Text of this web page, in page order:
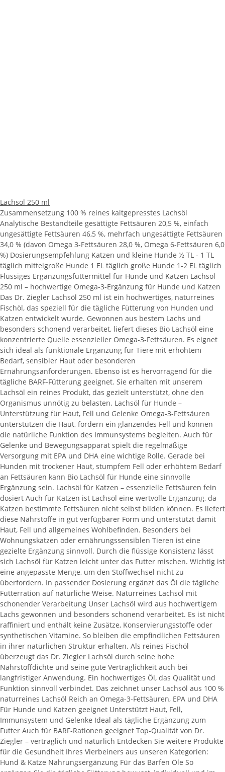
Lachsöl 250 ml
Zusammensetzung 100 % reines kaltgepresstes Lachsöl
Analytische Bestandteile gesättigte Fettsäuren 20,5 %, einfach
ungesättigte Fettsäuren 46,5 %, mehrfach ungesättigte Fettsäuren
34,0 % (davon Omega 3-Fettsäuren 28,0 %, Omega 6-Fettsäuren 6,0
%) Dosierungsempfehlung Katzen und kleine Hunde ½ TL - 1 TL
täglich mittelgroße Hunde 1 EL täglich große Hunde 1-2 EL täglich
Flüssiges Ergänzungsfuttermittel für Hunde und Katzen Lachsöl
250 ml – hochwertige Omega-3-Ergänzung für Hunde und Katzen
Das Dr. Ziegler Lachsöl 250 ml ist ein hochwertiges, naturreines
Fischöl, das speziell für die tägliche Fütterung von Hunden und
Katzen entwickelt wurde. Gewonnen aus bestem Lachs und
besonders schonend verarbeitet, liefert dieses Bio Lachsöl eine
konzentrierte Quelle essenzieller Omega-3-Fettsäuren. Es eignet
sich ideal als funktionale Ergänzung für Tiere mit erhöhtem
Bedarf, sensibler Haut oder besonderen
Ernährungsanforderungen. Ebenso ist es hervorragend für die
tägliche BARF-Fütterung geeignet. Sie erhalten mit unserem
Lachsöl ein reines Produkt, das gezielt unterstützt, ohne den
Organismus unnötig zu belasten. Lachsöl für Hunde –
Unterstützung für Haut, Fell und Gelenke Omega-3-Fettsäuren
unterstützen die Haut, fördern ein glänzendes Fell und können
die natürliche Funktion des Immunsystems begleiten. Auch für
Gelenke und Bewegungsapparat spielt die regelmäßige
Versorgung mit EPA und DHA eine wichtige Rolle. Gerade bei
Hunden mit trockener Haut, stumpfem Fell oder erhöhtem Bedarf
an Fettsäuren kann Bio Lachsöl für Hunde eine sinnvolle
Ergänzung sein. Lachsöl für Katzen – essenzielle Fettsäuren fein
dosiert Auch für Katzen ist Lachsöl eine wertvolle Ergänzung, da
Katzen bestimmte Fettsäuren nicht selbst bilden können. Es liefert
diese Nährstoffe in gut verfügbarer Form und unterstützt damit
Haut, Fell und allgemeines Wohlbefinden. Besonders bei
Wohnungskatzen oder ernährungssensiblen Tieren ist eine
gezielte Ergänzung sinnvoll. Durch die flüssige Konsistenz lässt
sich Lachsöl für Katzen leicht unter das Futter mischen. Wichtig ist
eine angepasste Menge, um den Stoffwechsel nicht zu
überfordern. In passender Dosierung ergänzt das Öl die tägliche
Futterration auf natürliche Weise. Naturreines Lachsöl mit
schonender Verarbeitung Unser Lachsöl wird aus hochwertigem
Lachs gewonnen und besonders schonend verarbeitet. Es ist nicht
raffiniert und enthält keine Zusätze, Konservierungsstoffe oder
synthetischen Vitamine. So bleiben die empfindlichen Fettsäuren
in ihrer natürlichen Struktur erhalten. Als reines Fischöl
überzeugt das Dr. Ziegler Lachsöl durch seine hohe
Nährstoffdichte und seine gute Verträglichkeit auch bei
langfristiger Anwendung. Ein hochwertiges Öl, das Qualität und
Funktion sinnvoll verbindet. Das zeichnet unser Lachsöl aus 100 %
naturreines Lachsöl Reich an Omega-3-Fettsäuren, EPA und DHA
Für Hunde und Katzen geeignet Unterstützt Haut, Fell,
Immunsystem und Gelenke Ideal als tägliche Ergänzung zum
Futter Auch für BARF-Rationen geeignet Top-Qualität von Dr.
Ziegler – verträglich und natürlich Entdecken Sie weitere Produkte
für die Gesundheit Ihres Vierbeiners aus unseren Kategorien:
Hund & Katze Nahrungsergänzung Für das Barfen Öle So